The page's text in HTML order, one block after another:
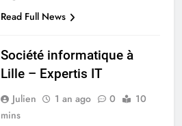
Read Full News
Société informatique à
Lille – Expertis IT
Julien 1 an ago 0
10
mins